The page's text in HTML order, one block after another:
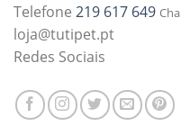
Telefone 219 617 649
loja@tutipet.pt
Redes Sociais